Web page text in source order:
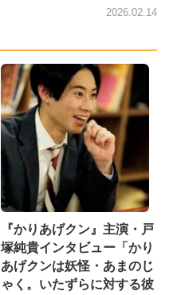
2026.02.14
『かりあげクン』主演・戸
塚純貴インタビュー「かり
あげクンは妖怪・あまのじ
ゃく。いたずらに対する彼